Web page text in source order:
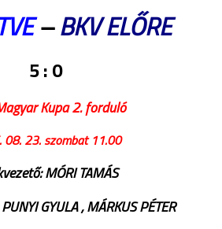
–BKV ELŐRE
5 : 0
Kupa 2. forduló
08. 23. szombat 11.00
MÓRI TAMÁS
GYULA , MÁRKUS PÉTER